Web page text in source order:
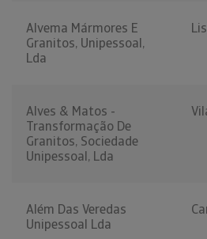
Alvema Mármores E
Granitos, Unipessoal,
Lda
Alves & Matos -
Transformação De
Granitos, Sociedade
Unipessoal, Lda
Além Das Veredas
Unipessoal Lda